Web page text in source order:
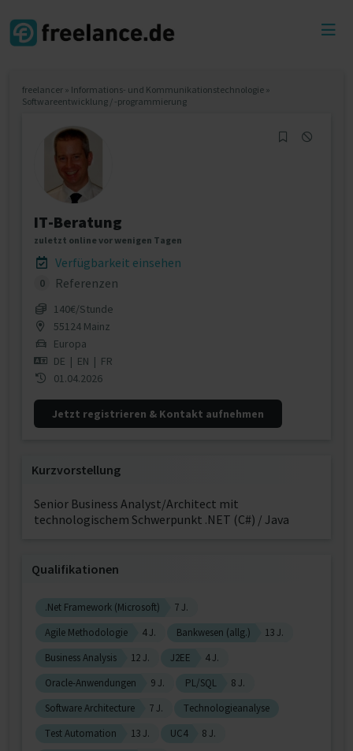
freelancer » Informations- und Kommunikationstechnologie »
Softwareentwicklung / -programmierung
IT-Beratung
zuletzt online vor wenigen Tagen
Verfügbarkeit einsehen
0 Referenzen
140€/Stunde
55124 Mainz
Europa
DE | EN | FR
01.04.2026
Jetzt registrieren & Kontakt aufnehmen
Kurzvorstellung
Senior Business Analyst/Architect mit
technologischem Schwerpunkt .NET (C#) / Java
Qualifikationen
.Net Framework (Microsoft)
7 J.
Agile Methodologie
4 J. Bankwesen (allg.)
13 J.
Business Analysis
12 J. J2EE
4 J.
Oracle-Anwendungen
9 J. PL/SQL
8 J.
Software Architecture
7 J.
Technologieanalyse
Test Automation
13 J. UC4
8 J.